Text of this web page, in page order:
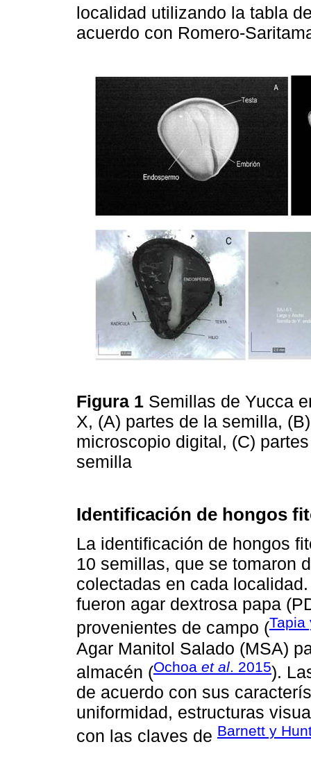
localidad utilizando la tabla
acuerdo con Romero-
Figura 1 Semillas de Yucca
X, (A) partes de la semilla,
microscopio digital, (C)
semilla
Identificación de hongos
La identificación de hongos
10 semillas, que se tomaron
colectadas en cada
fueron agar dextrosa papa
provenientes de campo (Tapia
Agar Manitol Salado (MSA)
almacén (Ochoa et al . 2015).
de acuerdo con sus
uniformidad, estructuras
con las claves de Barnett y